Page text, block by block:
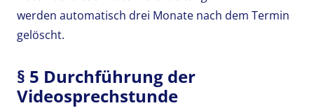
werden automatisch drei Monate nach dem Termin
gelöscht.
§ 5 Durchführung der
Videosprechstunde